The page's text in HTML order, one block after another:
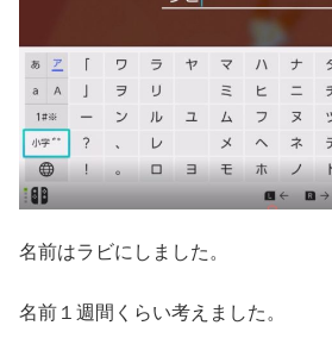
名前はラビにしました。
名前１週間くらい考えました。